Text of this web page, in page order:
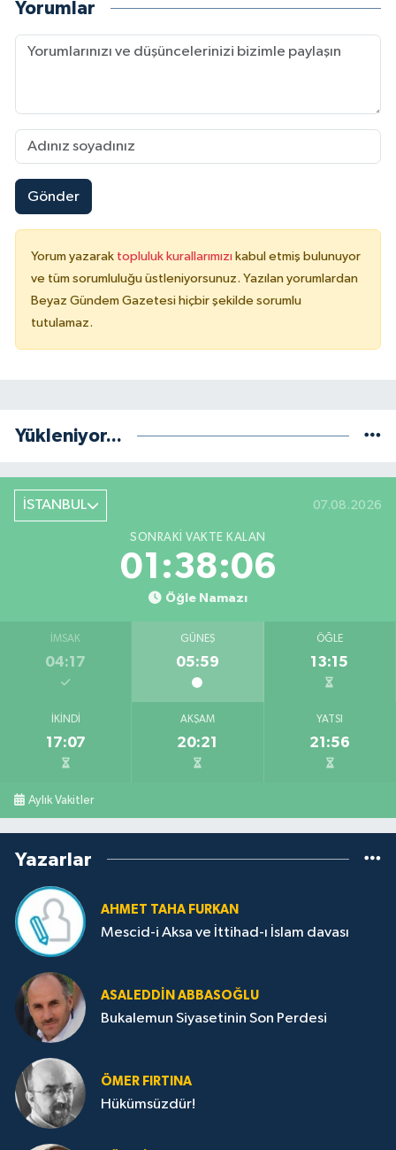
Yorumlar
Gönder
Yorum yazarak topluluk kurallarımızı kabul etmiş bulunuyor
ve tüm sorumluluğu üstleniyorsunuz. Yazılan yorumlardan
Beyaz Gündem Gazetesi hiçbir şekilde sorumlu
tutulamaz.
Yükleniyor...
İSTANBUL 07.08.2026
SONRAKI VAKTE KALAN
01:38:06
Öğle Namazı
İMSAK
04:17
GÜNEŞ
05:59
ÖĞLE
13:15
İKINDI
17:07
AKŞAM
20:21
YATSI
21:56
Aylık Vakitler
Yazarlar
AHMET TAHA FURKAN
Mescid-i Aksa ve İttihad-ı İslam davası
ASALEDDIN ABBASOĞLU
Bukalemun Siyasetinin Son Perdesi
ÖMER FIRTINA
Hükümsüzdür!